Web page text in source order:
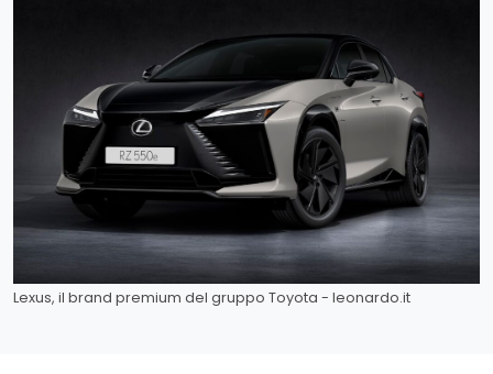
Lexus, il brand premium del gruppo Toyota - leonardo.it